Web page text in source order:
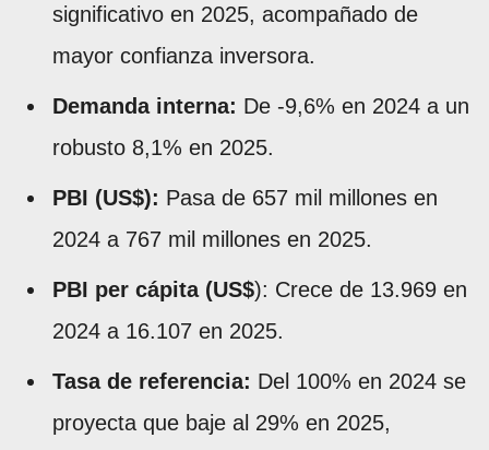
significativo en 2025, acompañado de
mayor confianza inversora.
Demanda interna: De -9,6% en 2024 a un
robusto 8,1% en 2025.
PBI (US$): Pasa de 657 mil millones en
2024 a 767 mil millones en 2025.
PBI per cápita (US$): Crece de 13.969 en
2024 a 16.107 en 2025.
Tasa de referencia: Del 100% en 2024 se
proyecta que baje al 29% en 2025,